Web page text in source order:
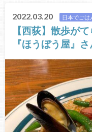
2022.03.20 日本でごは
【西荻】散歩が
『ほうぼう屋』